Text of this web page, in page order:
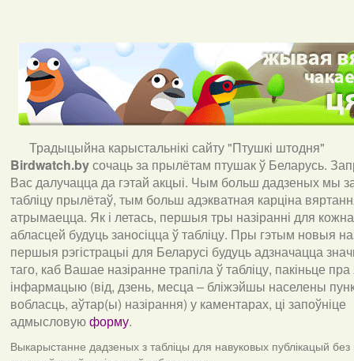
Традыцыйна карыстальнікі сайту "Птушкі штодня"
Birdwatch.byсочаць за прылётам птушак ў Беларусь.
Вас далучацца да гэтай акцыі. Чым больш дадзеных мы
табліцу прылётаў, тым больш адэкватная карціна
атрымаецца. Як і летась, першыя тры назіранні для
абласцей будуць заносіцца ў табліцу. Пры гэтым новыя
першыя рэгістрацыі для Беларусі будуць адзначацца
таго, каб Вашае назіранне трапіла ў табліцу, пакіньце пра
інфармацыю (від, дзень, месца – бліжэйшы населены
вобласць, аўтар(ы) назірання) у каментарах, ці запоўніце
адмысловуюформу.
Выкарыстанне дадзеных з табліцы для навуковых публікацый без